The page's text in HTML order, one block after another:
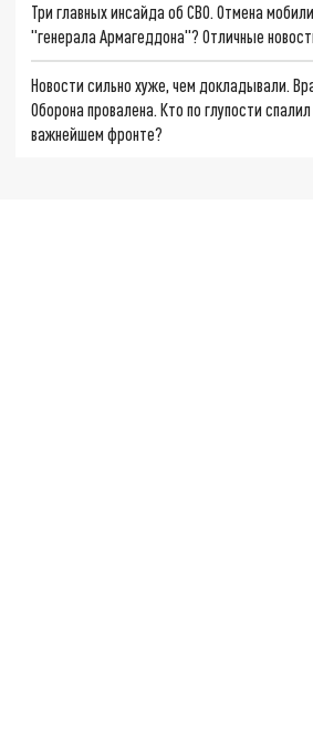
Три главных инсайда об СВО. Отмена
"генерала Армагеддона"? Отличные
Новости сильно хуже, чем докладывали.
Оборона провалена. Кто по глупости
важнейшем фронте?